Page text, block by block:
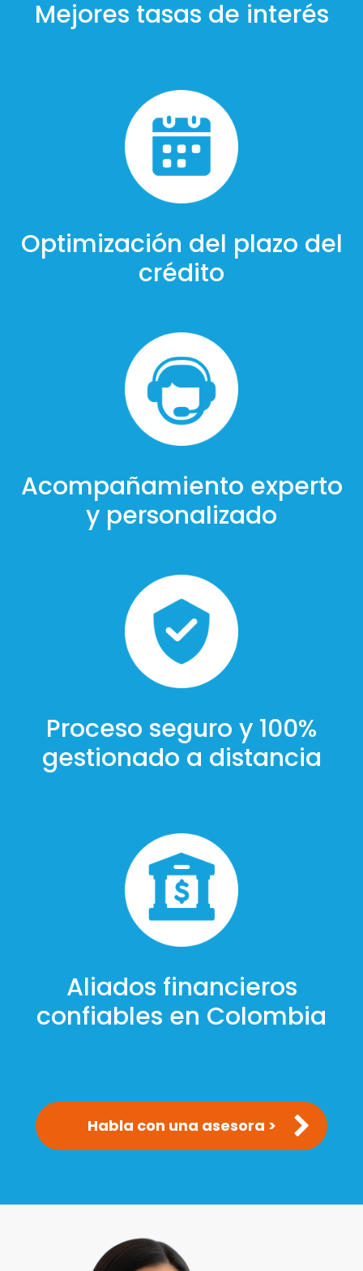
Mejores tasas de interés
Optimización del plazo del
crédito
Acompañamiento experto
y personalizado
Proceso seguro y 100%
gestionado a distancia
Aliados financieros
confiables en Colombia
Habla con una asesora >